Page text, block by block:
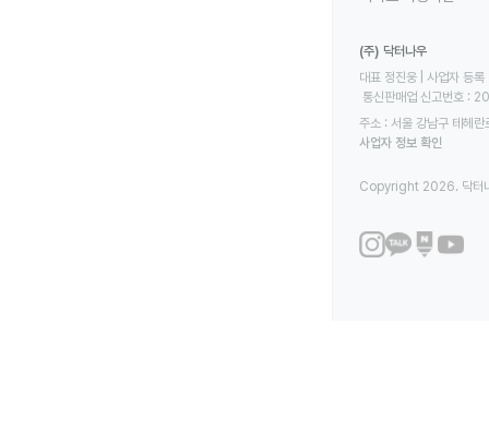
(주) 닥터나우
대표 정진웅 | 사업자
통신판매업 신고번호
주소 : 서울 강남구 테헤
사업자 정보 확인
Copyright 2026. 닥터